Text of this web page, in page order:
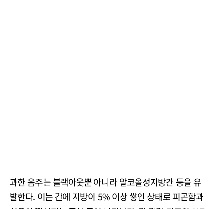
과한 음주는 블랙아웃뿐 아니라 알코올성지방간 등을 유
발한다. 이는 간에 지방이 5% 이상 쌓인 상태로 피곤함과